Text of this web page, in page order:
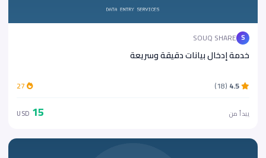
S
SOUQ SHARE
خدمة إدخال بيانات دقيقة وسريعة
4.5
(18)
يبدأ من 15
USD